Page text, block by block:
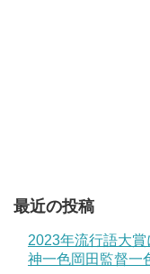
最近の投稿
2023年流行語大
神一色岡田監督一